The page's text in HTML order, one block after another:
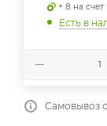
+ 8 на счет
Есть в
Самовывоз